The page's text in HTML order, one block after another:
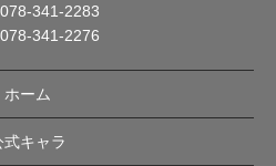
078-341-2283
341-2276
ホーム
式キャラ